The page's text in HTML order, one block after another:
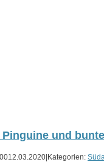
und
12.03.2020 Kategorien: